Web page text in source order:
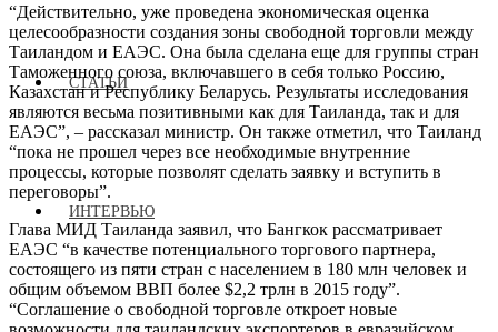
СТАТЬИ
ИНТЕРВЬЮ
“Действительно, уже проведена экономическая оценка
целесообразности создания зоны свободной торговли между
Таиландом и ЕАЭС. Она была сделана еще для группы стран
Таможенного союза, включавшего в себя только Россию,
Казахстан и Республику Беларусь. Результаты исследования
являются весьма позитивными как для Таиланда, так и для
ЕАЭС”, – рассказал министр. Он также отметил, что Таиланд
“пока не прошел через все необходимые внутренние
процессы, которые позволят сделать заявку и вступить в
переговоры”.
Глава МИД Таиланда заявил, что Бангкок рассматривает
ЕАЭС “в качестве потенциального торгового партнера,
состоящего из пяти стран с населением в 180 млн человек и
общим объемом ВВП более $2,2 трлн в 2015 году”.
“Соглашение о свободной торговле откроет новые